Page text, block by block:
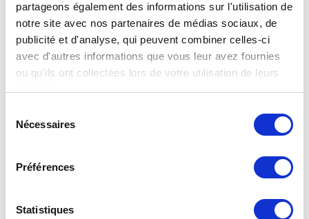
partageons également des informations sur l'utilisation de
notre site avec nos partenaires de médias sociaux, de
publicité et d'analyse, qui peuvent combiner celles-ci
avec d'autres informations que vous leur avez fournies
ou qu'ils ont collectées lors de votre utilisation de leurs
Nécessaires
Préférences
Statistiques